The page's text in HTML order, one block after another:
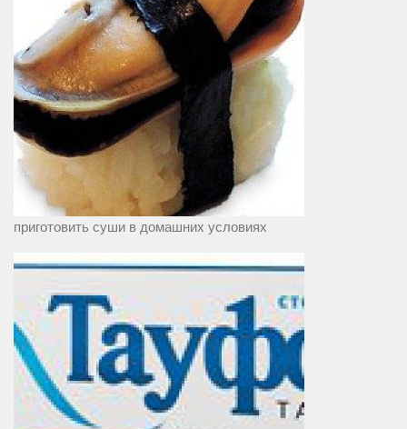
приготовить суши в домашних условиях